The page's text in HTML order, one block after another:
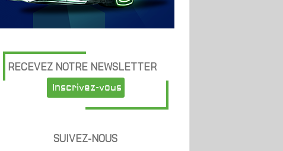
RECEVEZ NOTRE NEWSLETTER
Inscrivez-vous
SUIVEZ-NOUS